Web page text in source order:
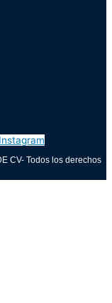
Instagram
CV- Todos los derechos